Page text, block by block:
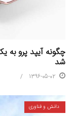
چگونه آیپد پرو به
شد
1396-05-02
دانش و فناوری